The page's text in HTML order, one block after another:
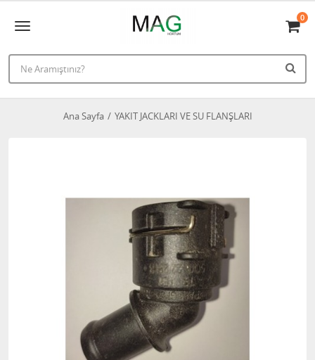
0
Ana Sayfa YAKIT JACKLARI VE SU FLANŞLARI